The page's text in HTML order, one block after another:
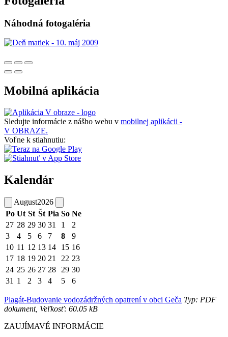
Náhodná fotogaléria
Mobilná aplikácia
Sledujte informácie z nášho webu v mobilnej aplikácii -
V OBRAZE.
Voľne k stiahnutiu:
Kalendár
August2026
Po Ut St Št Pia So Ne
27 28 29 30 31 1
2
3
4 5 6 7 8
9
10 11 12 13 14 15 16
17 18 19 20 21 22 23
24 25 26 27 28 29 30
31 1 2 3 4 5 6
Plagát-Budovanie vodozádržných opatrení v obci Geča Typ: PDF
dokument, Veľkosť: 60.05 kB
ZAUJÍMAVÉ INFORMÁCIE